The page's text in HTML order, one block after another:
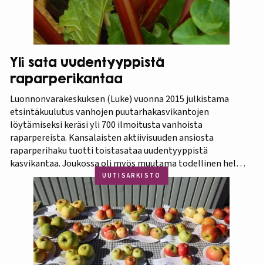
Yli sata uudentyyppistä
raparperikantaa
Luonnonvarakeskuksen (Luke) vuonna 2015 julkistama
etsintäkuulutus vanhojen puutarhakasvikantojen
löytämiseksi keräsi yli 700 ilmoitusta vanhoista
raparpereista. Kansalaisten aktiivisuuden ansiosta
raparperihaku tuotti toistasataa uudentyyppistä
kasvikantaa. Joukossa oli myös muutama todellinen helmi.
Koko aineistosta jatkotutkimuksiin pääsi 375 kasvia, joista
60 prosenttia osoittautui vihreä-punavartiseksi Victoria-
lajikkeeksi. Raparperitutkimus dokumentoitiin vaihe
vaiheelta elokuvaksi ”Raparperin kadonneita geenejä
etsimässä”. Elokuvan ensiesitys ja tutkimustulosten
julkistus…
UUTISARKISTO